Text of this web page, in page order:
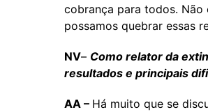
cobrança para todos.
possamos quebrar essas
NV– Como relator da
resultados e principais
AA – Há muito que se